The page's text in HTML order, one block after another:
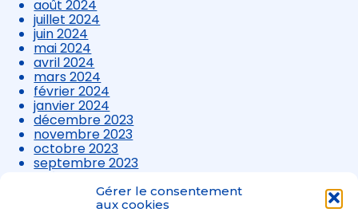
Gérer le consentement
aux cookies
août 2024
juillet 2024
juin 2024
mai 2024
avril 2024
mars 2024
février 2024
janvier 2024
décembre 2023
novembre 2023
octobre 2023
septembre 2023
août 2023
juillet 2023